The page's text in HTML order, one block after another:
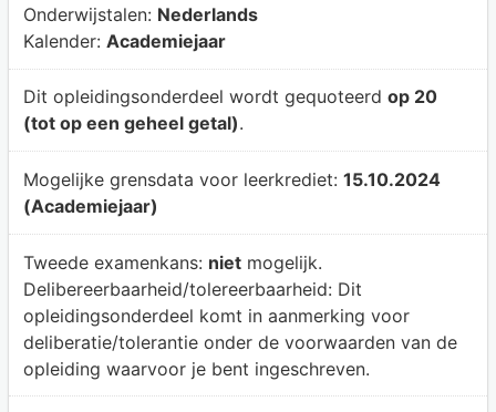
Onderwijstalen: Nederlands
Kalender: Academiejaar
Dit opleidingsonderdeel wordt gequoteerd op 20
(tot op een geheel getal).
Mogelijke grensdata voor leerkrediet: 15.10.2024
(Academiejaar)
Tweede examenkans: nietmogelijk.
Delibereerbaarheid/tolereerbaarheid: Dit
opleidingsonderdeel komt in aanmerking voor
deliberatie/tolerantie onder de voorwaarden van de
opleiding waarvoor je bent ingeschreven.